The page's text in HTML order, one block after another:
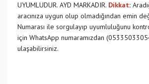
UYUMLUDUR. AYD MARKADIR. Dikkat:
aracınıza uygun olup olmadığından emin
Numarası ile sorgulayıp uyumluluğunu
için WhatsApp numaramızdan
ulaşabilirsiniz.